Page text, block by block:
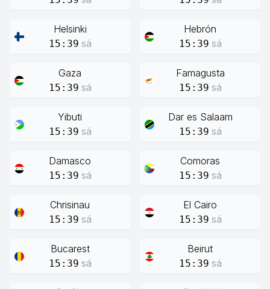
Helsinki
15:39 sá
Hebrón
15:39 sá
Gaza
15:39 sá
Famagusta
15:39 sá
Yibuti
15:39 sá
Dar es Salaam
15:39 sá
Damasco
15:39 sá
Comoras
15:39 sá
Chrisinau
15:39 sá
El Cairo
15:39 sá
Bucarest
15:39 sá
Beirut
15:39 sá